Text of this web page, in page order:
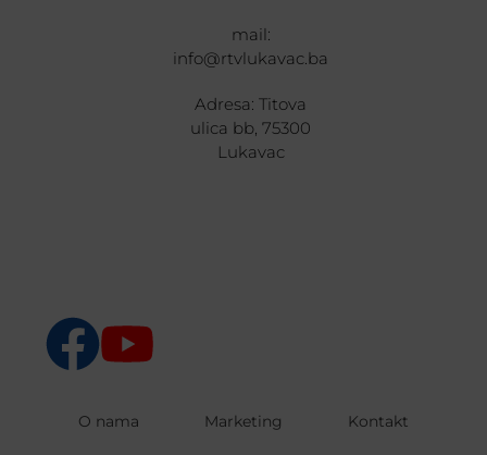
mail:
info@rtvlukavac.ba
Adresa: Titova
ulica bb, 75300
Lukavac
O nama Marketing Kontakt